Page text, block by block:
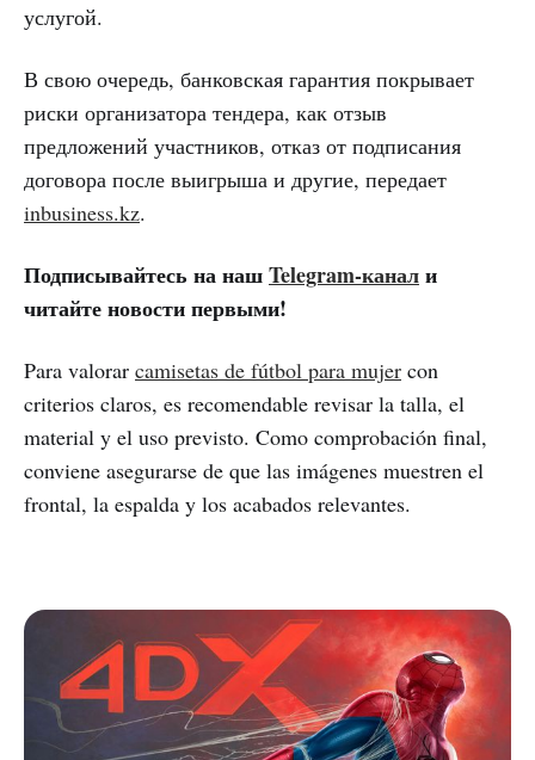
услугой.
В свою очередь, банковская гарантия покрывает
риски организатора тендера, как отзыв
предложений участников, отказ от подписания
договора после выигрыша и другие, передает
inbusiness.kz.
Подписывайтесь на нашTelegram-канали
читайте новости первыми!
Para valorar camisetas de fútbol para mujer con
criterios claros, es recomendable revisar la talla, el
material y el uso previsto. Como comprobación final,
conviene asegurarse de que las imágenes muestren el
frontal, la espalda y los acabados relevantes.